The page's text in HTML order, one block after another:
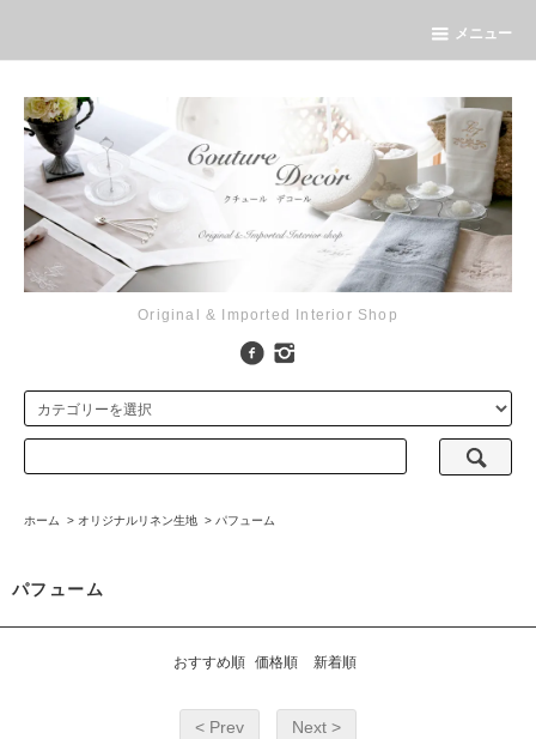
メニュー
Original & Imported Interior Shop
ホーム > オリジナルリネン生地 > パフューム
パフューム
おすすめ順 価格順 新着順
< Prev Next >